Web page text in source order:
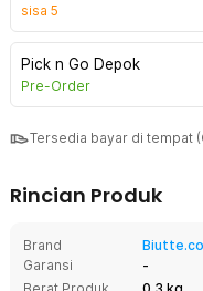
sisa 5
Pick n Go Depok
Pre-Order
Tersedia bayar di tempat
Rincian Produk
Brand
Biutte.co
Garansi
-